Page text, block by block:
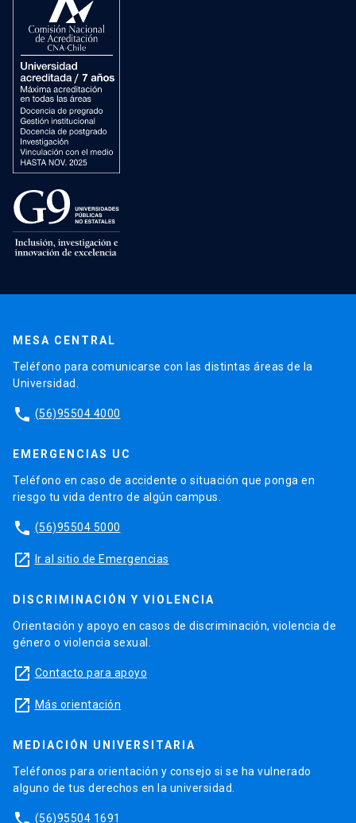
MESA CENTRAL
Teléfono para comunicarse con las distintas áreas de la
Universidad.
phone (56)95504 4000
EMERGENCIAS UC
Teléfono en caso de accidente o situación que ponga en
riesgo tu vida dentro de algún campus.
phone (56)95504 5000
launch Ir al sitio de Emergencias
DISCRIMINACIÓN Y VIOLENCIA
Orientación y apoyo en casos de discriminación, violencia de
género o violencia sexual.
launch Contacto para apoyo
launch Más orientación
MEDIACIÓN UNIVERSITARIA
Teléfonos para orientación y consejo si se ha vulnerado
alguno de tus derechos en la universidad.
(56)95504 1691